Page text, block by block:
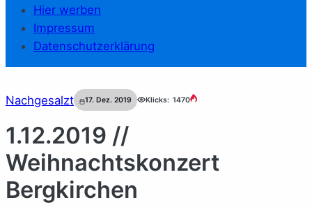
Hier werben
Impressum
Datenschutzerklärung
Nachgesalzt 17. Dez. 2019 Klicks: 1470
1.12.2019 //
Weihnachtskonzert
Bergkirchen